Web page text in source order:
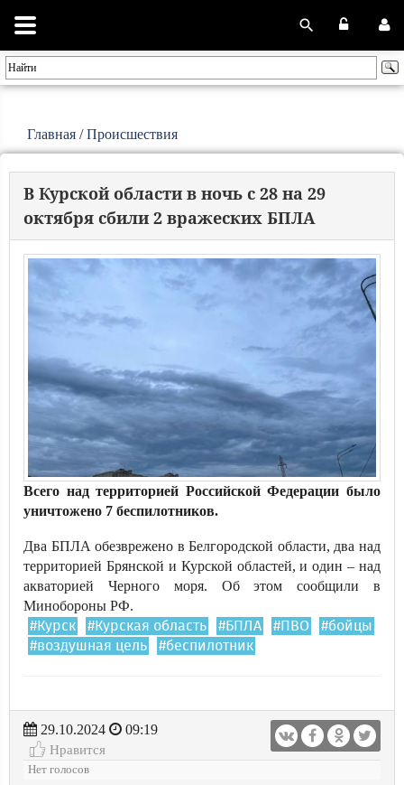
Главная /Происшествия
В Курской области в ночь с 28 на 29
октября сбили 2 вражеских БПЛА
Всего над территорией Российской Федерации было
уничтожено 7 беспилотников.
Два БПЛА обезврежено в Белгородской области, два над
территорией Брянской и Курской областей, и один – над
акваторией Черного моря. Об этом сообщили в
Минобороны РФ.
#Курск #Курская область #БПЛА #ПВО
#бойцы
#воздушная цель
#беспилотник
29.10.2024
09:19
Нравится
Нет голосов